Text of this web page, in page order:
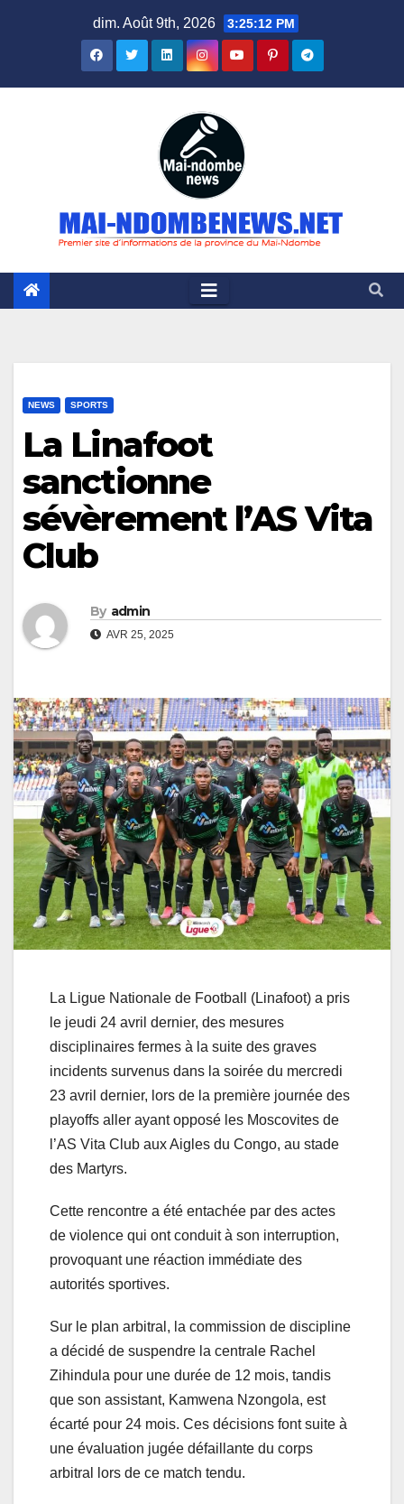
dim. Août 9th, 2026 3:25:13 PM
NEWS SPORTS
La Linafoot
sanctionne
sévèrement l’AS Vita
Club
By admin
AVR 25, 2025
La Ligue Nationale de Football (Linafoot) a pris
le jeudi 24 avril dernier, des mesures
disciplinaires fermes à la suite des graves
incidents survenus dans la soirée du mercredi
23 avril dernier, lors de la première journée des
playoffs aller ayant opposé les Moscovites de
l’AS Vita Club aux Aigles du Congo, au stade
des Martyrs.
Cette rencontre a été entachée par des actes
de violence qui ont conduit à son interruption,
provoquant une réaction immédiate des
autorités sportives.
Sur le plan arbitral, la commission de discipline
a décidé de suspendre la centrale Rachel
Zihindula pour une durée de 12 mois, tandis
que son assistant, Kamwena Nzongola, est
écarté pour 24 mois. Ces décisions font suite à
une évaluation jugée défaillante du corps
arbitral lors de ce match tendu.